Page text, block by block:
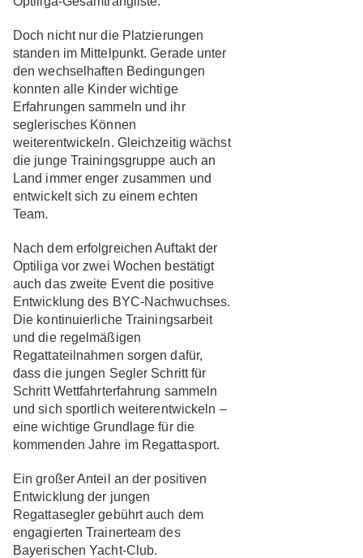
Doch nicht nur die Platzierungen
standen im Mittelpunkt. Gerade unter
den wechselhaften Bedingungen
konnten alle Kinder wichtige
Erfahrungen sammeln und ihr
seglerisches Können
weiterentwickeln. Gleichzeitig wächst
die junge Trainingsgruppe auch an
Land immer enger zusammen und
entwickelt sich zu einem echten
Team.
Nach dem erfolgreichen Auftakt der
Optiliga vor zwei Wochen bestätigt
auch das zweite Event die positive
Entwicklung des BYC-Nachwuchses.
Die kontinuierliche Trainingsarbeit
und die regelmäßigen
Regattateilnahmen sorgen dafür,
dass die jungen Segler Schritt für
Schritt Wettfahrterfahrung sammeln
und sich sportlich weiterentwickeln –
eine wichtige Grundlage für die
kommenden Jahre im Regattasport.
Ein großer Anteil an der positiven
Entwicklung der jungen
Regattasegler gebührt auch dem
engagierten Trainerteam des
Bayerischen Yacht-Club.